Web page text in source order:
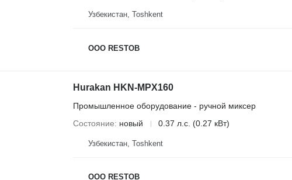
Узбекистан, Тоshkent
OOO RESTOB
Hurakan HKN-MPX160
Промышленное оборудование - ручной миксер
Состояние
новый 0.37 л.с. (0.27 кВт)
Узбекистан, Тоshkent
OOO RESTOB